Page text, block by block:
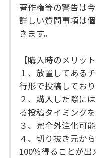
著作権等の警告は
詳しい質問事項は
きます。
【購入時のメリット
１、放置してある
行形で投稿しており
２、購入した際に
る投稿タイミング
３、完全外注化可能
４、切り抜き元か
100％得ることが出